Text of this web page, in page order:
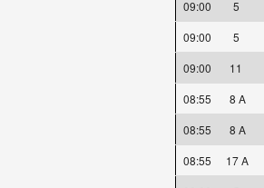
09:00
5
09:00
5
09:00
11
08:55
8 A
08:55
8 A
08:55
17 A